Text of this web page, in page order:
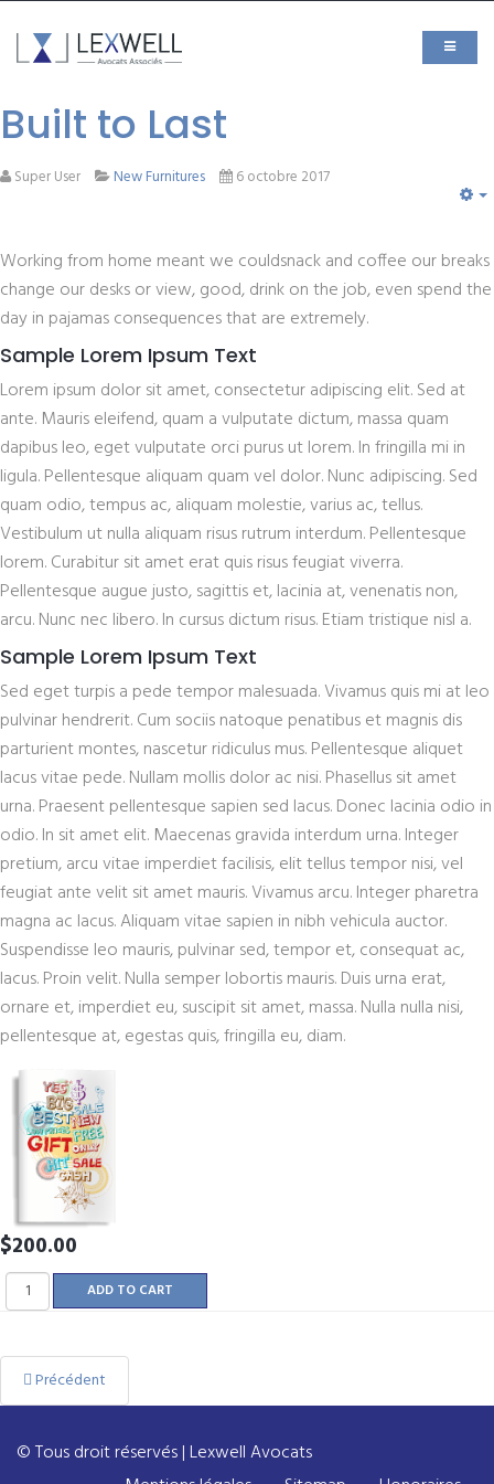
Built to Last
Super User New Furnitures 6 octobre 2017
Working from home meant we couldsnack and coffee our breaks
change our desks or view, good, drink on the job, even spend the
day in pajamas consequences that are extremely.
Sample Lorem Ipsum Text
Lorem ipsum dolor sit amet, consectetur adipiscing elit. Sed at
ante. Mauris eleifend, quam a vulputate dictum, massa quam
dapibus leo, eget vulputate orci purus ut lorem. In fringilla mi in
ligula. Pellentesque aliquam quam vel dolor. Nunc adipiscing. Sed
quam odio, tempus ac, aliquam molestie, varius ac, tellus.
Vestibulum ut nulla aliquam risus rutrum interdum. Pellentesque
lorem. Curabitur sit amet erat quis risus feugiat viverra.
Pellentesque augue justo, sagittis et, lacinia at, venenatis non,
arcu. Nunc nec libero. In cursus dictum risus. Etiam tristique nisl a.
Sample Lorem Ipsum Text
Sed eget turpis a pede tempor malesuada. Vivamus quis mi at leo
pulvinar hendrerit. Cum sociis natoque penatibus et magnis dis
parturient montes, nascetur ridiculus mus. Pellentesque aliquet
lacus vitae pede. Nullam mollis dolor ac nisi. Phasellus sit amet
urna. Praesent pellentesque sapien sed lacus. Donec lacinia odio in
odio. In sit amet elit. Maecenas gravida interdum urna. Integer
pretium, arcu vitae imperdiet facilisis, elit tellus tempor nisi, vel
feugiat ante velit sit amet mauris. Vivamus arcu. Integer pharetra
magna ac lacus. Aliquam vitae sapien in nibh vehicula auctor.
Suspendisse leo mauris, pulvinar sed, tempor et, consequat ac,
lacus. Proin velit. Nulla semper lobortis mauris. Duis urna erat,
ornare et, imperdiet eu, suscipit sit amet, massa. Nulla nulla nisi,
pellentesque at, egestas quis, fringilla eu, diam.
$200.00
Précédent
© Tous droit réservés | Lexwell Avocats